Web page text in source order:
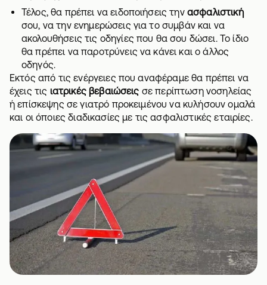
Τέλος, θα πρέπει να ειδοποιήσεις την ασφαλιστική
σου, να την ενημερώσεις για το συμβάν και να
ακολουθήσεις τις οδηγίες που θα σου δώσει. Το ίδιο
θα πρέπει να παροτρύνεις να κάνει και ο άλλος
οδηγός.
Εκτός από τις ενέργειες που αναφέραμε θα πρέπει να
έχεις τις ιατρικές βεβαιώσεις σε περίπτωση νοσηλείας
ή επίσκεψης σε γιατρό προκειμένου να κυλήσουν ομαλά
και οι όποιες διαδικασίες με τις ασφαλιστικές εταιρίες.